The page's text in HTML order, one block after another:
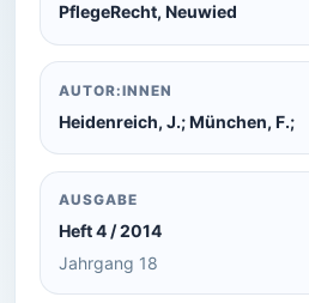
PflegeRecht, Neuwied
AUTOR:INNEN
Heidenreich, J.; München, F.;
AUSGABE
Heft 4 / 2014
Jahrgang 18